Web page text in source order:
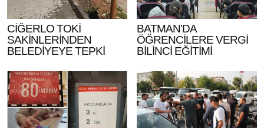
CİĞERLO TOKİ
SAKİNLERİNDEN
BELEDİYEYE TEPKİ
BATMAN’DA
ÖĞRENCİLERE VERGİ
BİLİNCİ EĞİTİMİ